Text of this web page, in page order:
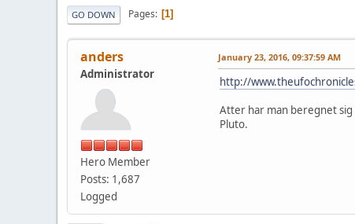
GO DOWN Pages 1
anders
Administrator
Hero Member
Posts: 1,687
Logged
January 23, 2016, 09:37:59 AM
http://
Atter har man beregnet
Pluto.